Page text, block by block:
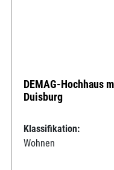
DEMAG-Hochhaus
Duisburg
Klassifikation:
Wohnen